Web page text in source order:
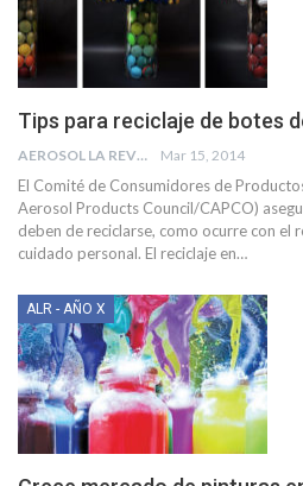
Tips para reciclaje de botes
AEROSOL LA REVISTA Mar 15, 2014
El Comité de Consumidores de
Aerosol Products Council/CAPCO)
deben de reciclarse, como ocurre con el
cuidado personal. El reciclaje en…
ALR - AÑO X